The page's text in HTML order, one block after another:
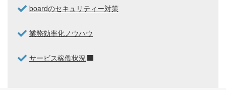
boardのセキュリティー対策
業務効率化ノウハウ
サービス稼働状況